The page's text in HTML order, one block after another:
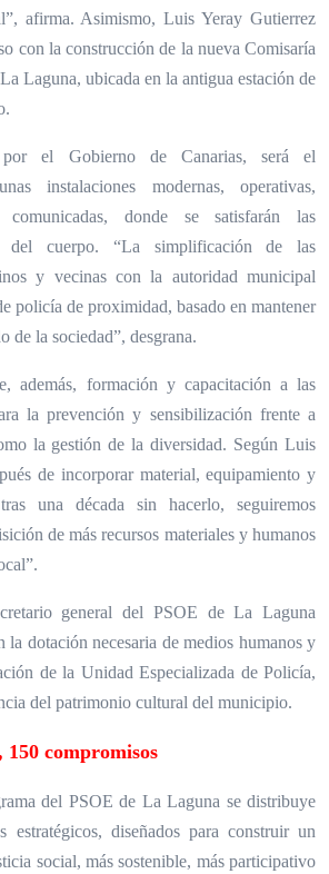
afirma. Asimismo, Luis Yeray Gutierrez
con la construcción de la nueva Comisaría
Laguna, ubicada en la antigua estación de
el Gobierno de Canarias, será el
instalaciones modernas, operativas,
donde se satisfarán las
del cuerpo. “La simplificación de las
y vecinas con la autoridad municipal
policía de proximidad, basado en mantener
de la sociedad”, desgrana.
además, formación y capacitación a las
la prevención y sensibilización frente a
la gestión de la diversidad. Según Luis
de incorporar material, equipamiento y
una década sin hacerlo, seguiremos
de más recursos materiales y humanos
general del PSOE de La Laguna
la dotación necesaria de medios humanos y
de la Unidad Especializada de Policía,
del patrimonio cultural del municipio.
150 compromisos
del PSOE de La Laguna se distribuye
estratégicos, diseñados para construir un
social, más sostenible, más participativo